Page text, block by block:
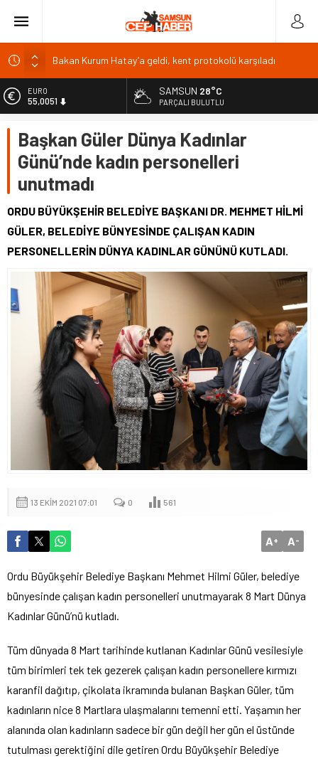
Bakan Kurum Hatay’a geldi, kent protokolü karşıladı
Gaziantep’te deprem hafızası merkezi kuruluyor
Her okula güvenlik görevlisi: İŞKUR’dan alım yapılacak
Bağımsız müzisyen Anıl Selvi Spotify’a kapak oldu
EURO
55,0051
6.584,66
BİST
13.889,75
47,7046
SAMSUN 28°C
PARÇALI BULUTLU
Başkan Güler Dünya Kadınlar
Günü’nde kadın personelleri
unutmadı
ORDU BÜYÜKŞEHİR BELEDİYE BAŞKANI DR. MEHMET HİLMİ
GÜLER, BELEDİYE BÜNYESİNDE ÇALIŞAN KADIN
PERSONELLERİN DÜNYA KADINLAR GÜNÜNÜ KUTLADI.
13 EKIM 2021 07:01 0 561
A+ A-
Ordu Büyükşehir Belediye Başkanı Mehmet Hilmi Güler, belediye
bünyesinde çalışan kadın personelleri unutmayarak 8 Mart Dünya
Kadınlar Günü’nü kutladı.
Tüm dünyada 8 Mart tarihinde kutlanan Kadınlar Günü vesilesiyle
tüm birimleri tek tek gezerek çalışan kadın personellere kırmızı
karanfil dağıtıp, çikolata ikramında bulanan Başkan Güler, tüm
kadınların nice 8 Martlara ulaşmalarını temenni etti. Yaşamın her
alanında olan kadınların sadece bir gün değil her gün el üstünde
tutulması gerektiğini dile getiren Ordu Büyükşehir Belediye